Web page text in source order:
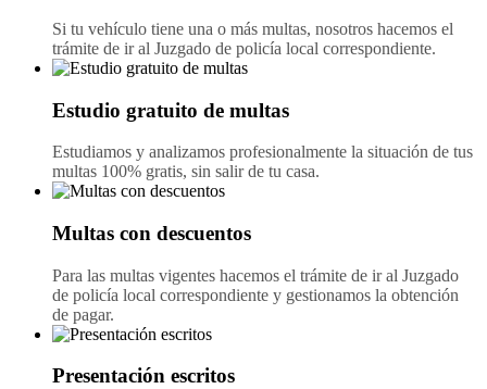
Si tu vehículo tiene una o más multas, nosotros hacemos el
trámite de ir al Juzgado de policía local correspondiente.
Estudio gratuito de multas
Estudiamos y analizamos profesionalmente la situación de tus
multas 100% gratis, sin salir de tu casa.
Multas con descuentos
Para las multas vigentes hacemos el trámite de ir al Juzgado
de policía local correspondiente y gestionamos la obtención
de pagar.
Presentación escritos